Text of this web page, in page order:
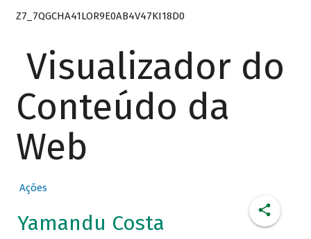
Z7_7QGCHA41LOR9E0AB4V47KI18D0
Visualizador do
Conteúdo da
Web
Ações
Yamandu Costa